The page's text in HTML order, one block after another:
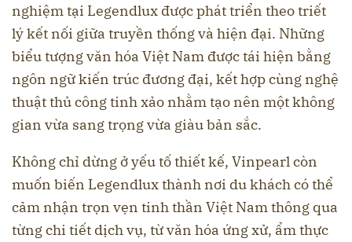
nghiệm tại Legendlux được phát triển theo triết
lý kết nối giữa truyền thống và hiện đại. Những
biểu tượng văn hóa Việt Nam được tái hiện bằng
ngôn ngữ kiến trúc đương đại, kết hợp cùng nghệ
thuật thủ công tinh xảo nhằm tạo nên một không
gian vừa sang trọng vừa giàu bản sắc.
Không chỉ dừng ở yếu tố thiết kế, Vinpearl còn
muốn biến Legendlux thành nơi du khách có thể
cảm nhận trọn vẹn tinh thần Việt Nam thông qua
từng chi tiết dịch vụ, từ văn hóa ứng xử, ẩm thực